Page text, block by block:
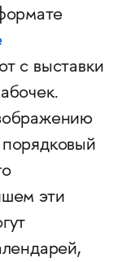
с выставки
эти